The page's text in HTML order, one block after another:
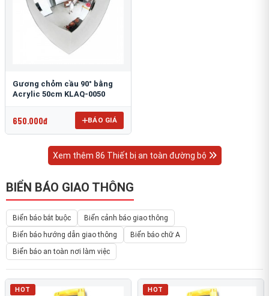
Gương chỏm cầu 90° bằng
Acrylic 50cm KLAQ-0050
650.000đ BÁO GIÁ
Xem thêm 86 Thiết bị an toàn đường bộ
BIỂN BÁO GIAO THÔNG
Biển báo bắt buộc
Biển cảnh báo giao thông
Biển báo hướng dẫn giao thông
Biển báo chữ A
Biển báo an toàn nơi làm việc
HOT HOT